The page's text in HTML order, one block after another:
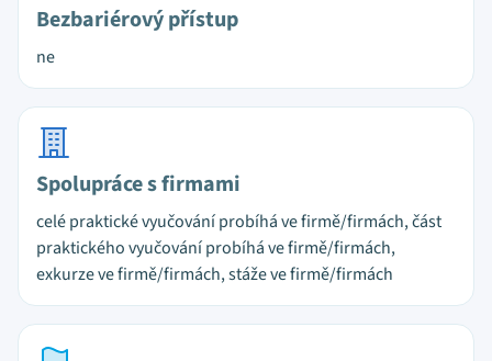
Bezbariérový přístup
ne
Spolupráce s firmami
celé praktické vyučování probíhá ve firmě/firmách, část
praktického vyučování probíhá ve firmě/firmách,
exkurze ve firmě/firmách, stáže ve firmě/firmách